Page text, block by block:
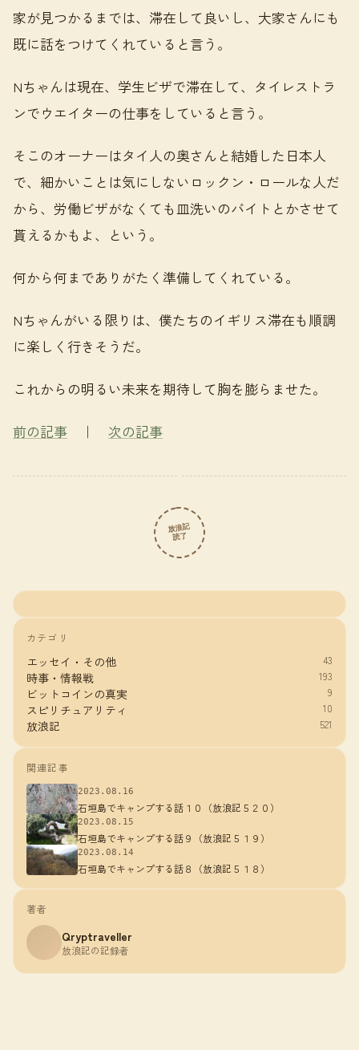
家が見つかるまでは、滞在して良いし、大家さんにも
既に話をつけてくれていると言う。
Nちゃんは現在、学生ビザで滞在して、タイレストラ
ンでウエイターの仕事をしていると言う。
そこのオーナーはタイ人の奥さんと結婚した日本人
で、細かいことは気にしないロックン・ロールな人だ
から、労働ビザがなくても皿洗いのバイトとかさせて
貰えるかもよ、という。
何から何までありがたく準備してくれている。
Nちゃんがいる限りは、僕たちのイギリス滞在も順調
に楽しく行きそうだ。
これからの明るい未来を期待して胸を膨らませた。
前の記事 ｜ 次の記事
放浪記
読了
カテゴリ
エッセイ・その他 43
時事・情報戦 193
ビットコインの真実 9
スピリチュアリティ 10
放浪記 521
関連記事
2023.08.16
石垣島でキャンプする話１０（放浪記５２０）
2023.08.15
石垣島でキャンプする話９（放浪記５１９）
2023.08.14
石垣島でキャンプする話８（放浪記５１８）
著者
Qryptraveller
放浪記の記録者